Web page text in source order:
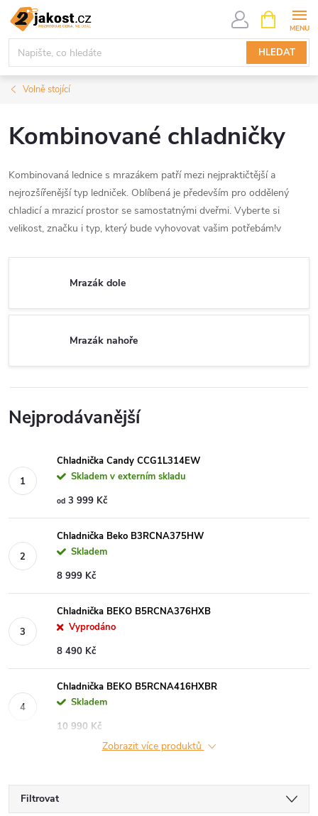
Přejít
obsah
HLEDAT
NÁKUPNÍ
KOŠÍK
Volně stojící
Kombinované chladničky
Kombinovaná lednice s mrazákem patří mezi nejpraktičtější a
nejrozšířenější typ ledniček. Oblíbená je především pro oddělený
chladicí a mrazicí prostor se samostatnými dveřmi. Vyberte si
velikost, značku i typ, který bude vyhovovat vašim potřebám!v
Mrazák dole
Mrazák nahoře
Nejprodávanější
Chladnička Candy CCG1L314EW
Skladem v externím skladu
od 3 999 Kč
Chladnička Beko B3RCNA375HW
Skladem
8 999 Kč
Chladnička BEKO B5RCNA376HXB
Vyprodáno
8 490 Kč
Chladnička BEKO B5RCNA416HXBR
Skladem
10 990 Kč
Zobrazit více produktů
Filtrovat